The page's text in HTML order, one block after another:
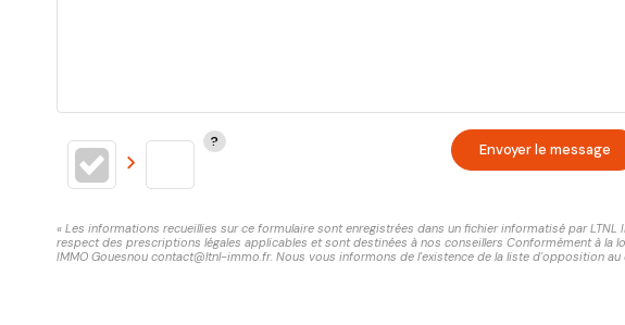
Envoyer le message
« Les informations recueillies sur ce formulaire sont enregistrées dans un fichier informatisé par
respect des prescriptions légales applicables et sont destinées à nos conseillers Conformément à
IMMO Gouesnou contact@ltnl-immo.fr. Nous vous informons de l'existence de la liste d'opposition